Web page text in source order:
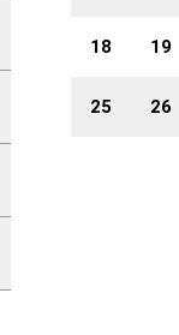
18 19
25 26